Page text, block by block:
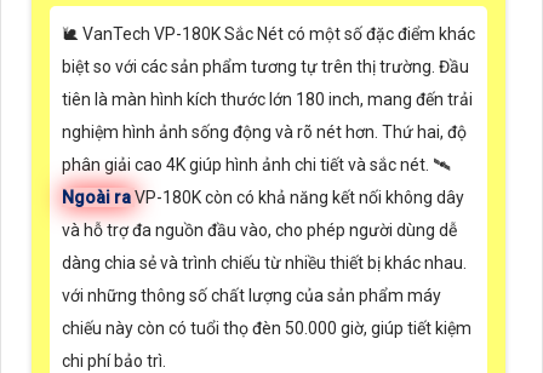
🐌 VanTech VP-180K Sắc Nét có một số đặc điểm khác
biệt so với các sản phẩm tương tự trên thị trường. Đầu
tiên là màn hình kích thước lớn 180 inch, mang đến trải
nghiệm hình ảnh sống động và rõ nét hơn. Thứ hai, độ
phân giải cao 4K giúp hình ảnh chi tiết và sắc nét. 🛰
Ngoài raVP-180K còn có khả năng kết nối không dây
và hỗ trợ đa nguồn đầu vào, cho phép người dùng dễ
dàng chia sẻ và trình chiếu từ nhiều thiết bị khác nhau.
với những thông số chất lượng của sản phẩm máy
chiếu này còn có tuổi thọ đèn 50.000 giờ, giúp tiết kiệm
chi phí bảo trì.